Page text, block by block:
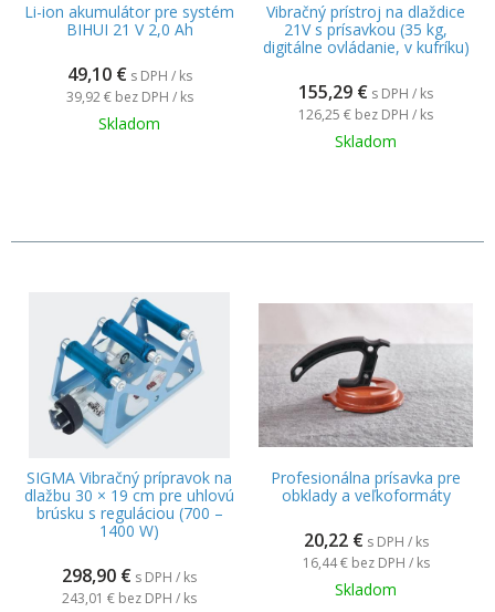
Li-ion akumulátor pre systém
BIHUI 21 V 2,0 Ah
49,10 € s DPH / ks
39,92 € bez DPH / ks
Skladom
Vibračný prístroj na dlaždice
21V s prísavkou (35 kg,
digitálne ovládanie, v kufríku)
155,29 € s DPH / ks
126,25 € bez DPH / ks
Skladom
SIGMA Vibračný prípravok na
dlažbu 30 × 19 cm pre uhlovú
brúsku s reguláciou (700 –
1400 W)
298,90 € s DPH / ks
243,01 € bez DPH / ks
Profesionálna prísavka pre
obklady a veľkoformáty
20,22 € s DPH / ks
16,44 € bez DPH / ks
Skladom